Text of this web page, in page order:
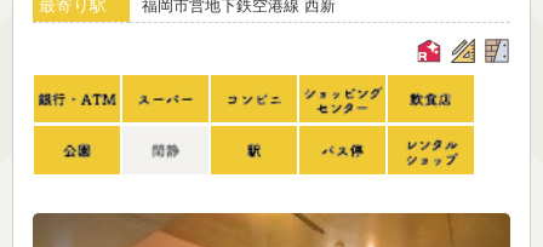
最寄り駅 福岡市営地下鉄空港線 西新